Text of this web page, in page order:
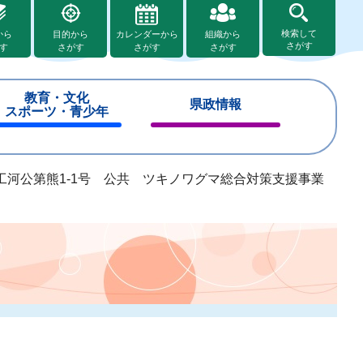
ら
目的から
さがす
カレンダーから
さがす
組織から
さがす
検索して
さがす
教育・文化
スポーツ・青少年
県政情報
じ
る
河公第熊1-1号 公共 ツキノワグマ総合対策支援事業